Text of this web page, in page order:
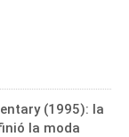
(1995): la
la moda